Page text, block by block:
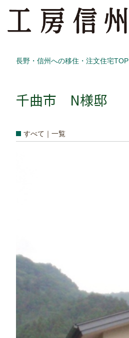
長野・信州への移住・注文住宅TOP
千曲市 N様邸
すべて｜一覧